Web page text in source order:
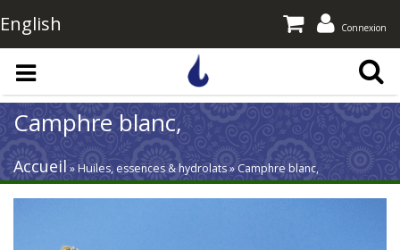
Aller au contenu principal
English Connexion
Camphre blanc,
Accueil » Huiles, essences & hydrolats » Camphre blanc,